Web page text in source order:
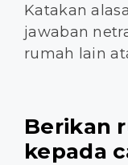
Katakan
jawaban
rumah lain
Berikan
kepada